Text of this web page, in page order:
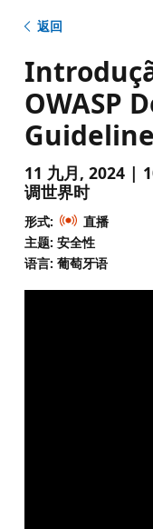
返回
OWASP
Guideline
11 九月, 2024 |
调世界时
形式:
直播
主题: 安全性
语言: 葡萄牙语